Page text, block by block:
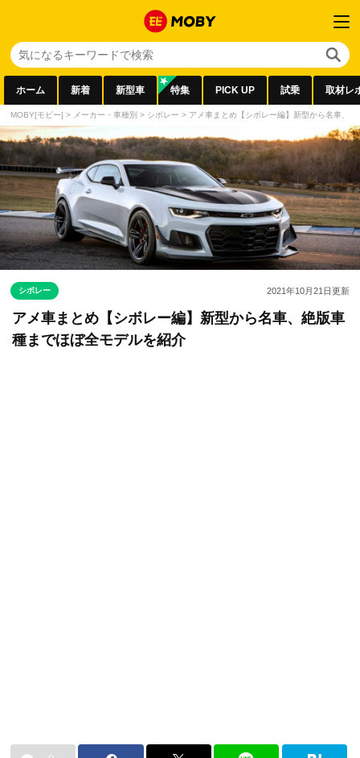
ホーム 新着 新型車 特集 PICK UP 試乗 取材レ
MOBY[モビー] > メーカー・車種別 > シボレー > アメ車まとめ【シボレー編】新型から名車、
シボレー 2021年10月21日更新
アメ車まとめ【シボレー編】新型から名車、絶版車
種までほぼ全モデルを紹介